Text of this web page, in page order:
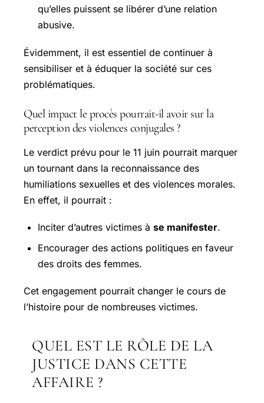
qu’elles puissent se libérer d’une relation
abusive.
Évidemment, il est essentiel de continuer à
sensibiliser et à éduquer la société sur ces
problématiques.
Quel impact le procès pourrait-il avoir sur la
perception des violences conjugales ?
Le verdict prévu pour le 11 juin pourrait marquer
un tournant dans la reconnaissance des
humiliations sexuelles et des violences morales.
En effet, il pourrait :
Inciter d’autres victimes à se manifester.
Encourager des actions politiques en faveur
des droits des femmes.
Cet engagement pourrait changer le cours de
l’histoire pour de nombreuses victimes.
QUEL EST LE RÔLE DE LA
JUSTICE DANS CETTE
AFFAIRE ?